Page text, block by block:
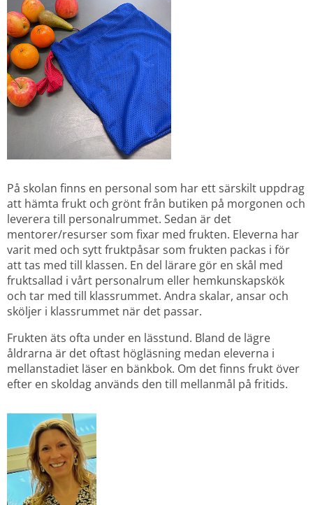
På skolan finns en personal som har ett särskilt uppdrag
att hämta frukt och grönt från butiken på morgonen och
leverera till personalrummet. Sedan är det
mentorer/resurser som fixar med frukten. Eleverna har
varit med och sytt fruktpåsar som frukten packas i för
att tas med till klassen. En del lärare gör en skål med
fruktsallad i vårt personalrum eller hemkunskapskök
och tar med till klassrummet. Andra skalar, ansar och
sköljer i klassrummet när det passar.
Frukten äts ofta under en lässtund. Bland de lägre
åldrarna är det oftast högläsning medan eleverna i
mellanstadiet läser en bänkbok. Om det finns frukt över
efter en skoldag används den till mellanmål på fritids.